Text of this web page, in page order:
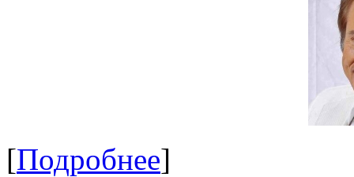
[Подробнее]